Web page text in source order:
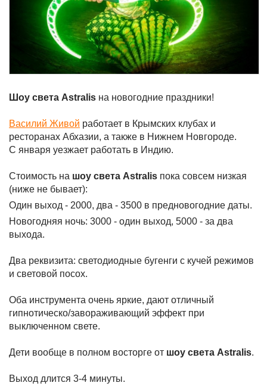
Шоу света Astralis на новогодние праздники!
Василий Живой работает в Крымских клубах и
ресторанах Абхазии, а также в Нижнем Новгороде.
С января уезжает работать в Индию.
Стоимость на шоу света Astralis пока совсем низкая
(ниже не бывает):
Один выход - 2000, два - 3500 в предновогодние даты.
Новогодняя ночь: 3000 - один выход, 5000 - за два
выхода.
Два реквизита: светодиодные бугенги с кучей режимов
и световой посох.
Оба инструмента очень яркие, дают отличный
гипнотическо/завораживающий эффект при
выключенном свете.
Дети вообще в полном восторге от шоу света Astralis.
Выход длится 3-4 минуты.